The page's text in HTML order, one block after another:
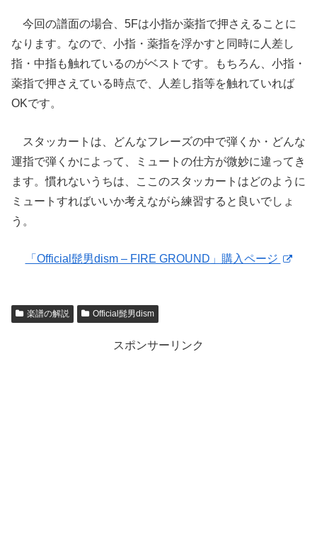
今回の譜面の場合、5Fは小指か薬指で押さえることに
なります。なので、小指・薬指を浮かすと同時に人差し
指・中指も触れているのがベストです。もちろん、小指・
薬指で押さえている時点で、人差し指等を触れていれば
OKです。
スタッカートは、どんなフレーズの中で弾くか・どんな
運指で弾くかによって、ミュートの仕方が微妙に違ってき
ます。慣れないうちは、ここのスタッカートはどのように
ミュートすればいいか考えながら練習すると良いでしょ
う。
「Official髭男dism – FIRE GROUND」購入ページ
楽譜の解説 Official髭男dism
スポンサーリンク